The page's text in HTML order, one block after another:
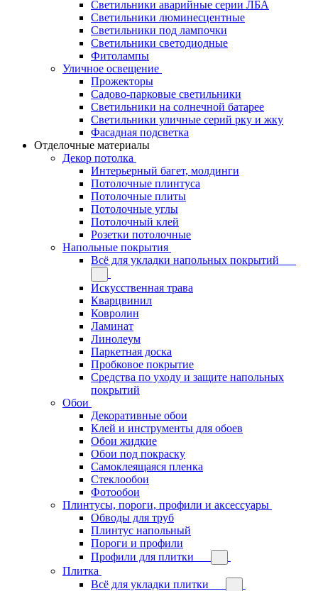
Светильники аварийные серии ЛБА
Светильники люминесцентные
Светильники под лампочки
Светильники светодиодные
Фитолампы
Уличное освещение
Прожекторы
Садово-парковые светильники
Светильники на солнечной батарее
Светильники уличные серий рку и жку
Фасадная подсветка
Отделочные материалы
Декор потолка
Интерьерный багет, молдинги
Потолочные плинтуса
Потолочные плиты
Потолочные углы
Потолочный клей
Розетки потолочные
Напольные покрытия
Всё для укладки напольных покрытий
Искусственная трава
Кварцвинил
Ковролин
Ламинат
Линолеум
Паркетная доска
Пробковое покрытие
Средства по уходу и защите напольных
покрытий
Обои
Декоративные обои
Клей и инструменты для обоев
Обои жидкие
Обои под покраску
Самоклеящаяся пленка
Стеклообои
Фотообои
Плинтусы, пороги, профили и аксессуары
Обводы для труб
Плинтус напольный
Пороги и профили
Профили для плитки
Плитка
Всё для укладки плитки